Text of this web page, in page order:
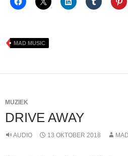
MAD MUSIC
MUZIEK
DRIVE AWAY
AUDIO 13 OKTOBER 2018